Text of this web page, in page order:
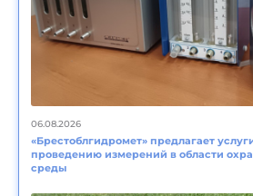
06.08.2026
«Брестоблгидромет» предлагает
проведению измерений в области
среды